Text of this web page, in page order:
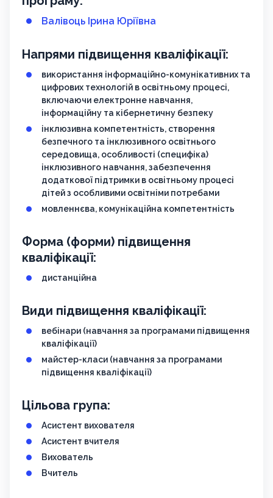
Валівоць Ірина Юріївна
Напрями підвищення кваліфікації:
використання інформаційно-комунікативних та
цифрових технологій в освітньому процесі,
включаючи електронне навчання,
інформаційну та кібернетичну безпеку
інклюзивна компетентність, створення
безпечного та інклюзивного освітнього
середовища, особливості (специфіка)
інклюзивного навчання, забезпечення
додаткової підтримки в освітньому процесі
дітей з особливими освітніми потребами
мовленнєва, комунікаційна компетентність
Форма (форми) підвищення
кваліфікації:
дистанційна
Види підвищення кваліфікації:
вебінари (навчання за програмами підвищення
кваліфікації)
майстер-класи (навчання за програмами
підвищення кваліфікації)
Цільова група:
Асистент вихователя
Асистент вчителя
Вихователь
Вчитель